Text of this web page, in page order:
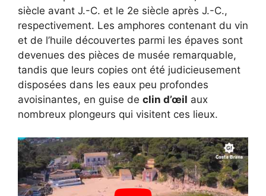
siècle avant J.-C. et le 2e siècle après J.-C.,
respectivement. Les amphores contenant du vin
et de l’huile découvertes parmi les épaves sont
devenues des pièces de musée remarquable,
tandis que leurs copies ont été judicieusement
disposées dans les eaux peu profondes
avoisinantes, en guise de clin d’œil aux
nombreux plongeurs qui visitent ces lieux.